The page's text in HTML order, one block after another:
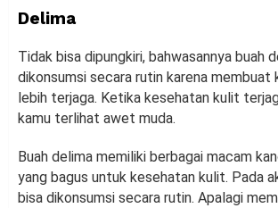
Delima
Tidak bisa dipungkiri, bahwasannya buah
dikonsumsi secara rutin karena membuat
lebih terjaga. Ketika kesehatan kulit
kamu terlihat awet muda.
Buah delima memiliki berbagai macam
yang bagus untuk kesehatan kulit. Pada
bisa dikonsumsi secara rutin. Apalagi